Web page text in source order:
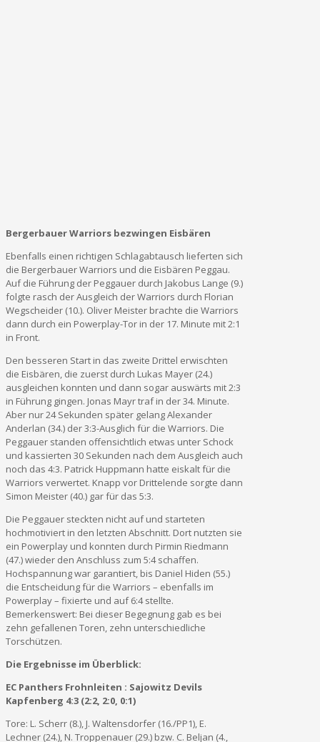
Bergerbauer Warriors bezwingen Eisbären
Ebenfalls einen richtigen Schlagabtausch lieferten sich
die Bergerbauer Warriors und die Eisbären Peggau.
Auf die Führung der Peggauer durch Jakobus Lange (9.)
folgte rasch der Ausgleich der Warriors durch Florian
Wegscheider (10.). Oliver Meister brachte die Warriors
dann durch ein Powerplay-Tor in der 17. Minute mit 2:1
in Front.
Den besseren Start in das zweite Drittel erwischten
die Eisbären, die zuerst durch Lukas Mayer (24.)
ausgleichen konnten und dann sogar auswärts mit 2:3
in Führung gingen. Jonas Mayr traf in der 34. Minute.
Aber nur 24 Sekunden später gelang Alexander
Anderlan (34.) der 3:3-Ausglich für die Warriors. Die
Peggauer standen offensichtlich etwas unter Schock
und kassierten 30 Sekunden nach dem Ausgleich auch
noch das 4:3. Patrick Huppmann hatte eiskalt für die
Warriors verwertet. Knapp vor Drittelende sorgte dann
Simon Meister (40.) gar für das 5:3.
Die Peggauer steckten nicht auf und starteten
hochmotiviert in den letzten Abschnitt. Dort nutzten sie
ein Powerplay und konnten durch Pirmin Riedmann
(47.) wieder den Anschluss zum 5:4 schaffen.
Hochspannung war garantiert, bis Daniel Hiden (55.)
die Entscheidung für die Warriors – ebenfalls im
Powerplay – fixierte und auf 6:4 stellte.
Bemerkenswert: Bei dieser Begegnung gab es bei
zehn gefallenen Toren, zehn unterschiedliche
Torschützen.
Die Ergebnisse im Überblick:
EC Panthers Frohnleiten : Sajowitz Devils
Kapfenberg 4:3 (2:2, 2:0, 0:1)
Tore: L. Scherr (8.), J. Waltensdorfer (16./PP1), E.
Lechner (24.), N. Troppenauer (29.) bzw. C. Beljan (4.,